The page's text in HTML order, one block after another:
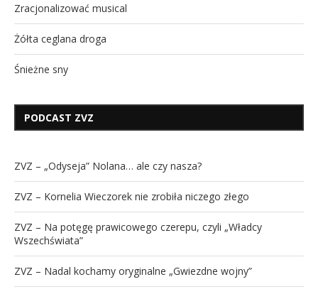
Zracjonalizować musical
Żółta ceglana droga
Śnieżne sny
PODCAST ZVZ
ZVZ – „Odyseja” Nolana… ale czy nasza?
ZVZ – Kornelia Wieczorek nie zrobiła niczego złego
ZVZ – Na potęgę prawicowego czerepu, czyli „Władcy
Wszechświata”
ZVZ – Nadal kochamy oryginalne „Gwiezdne wojny”